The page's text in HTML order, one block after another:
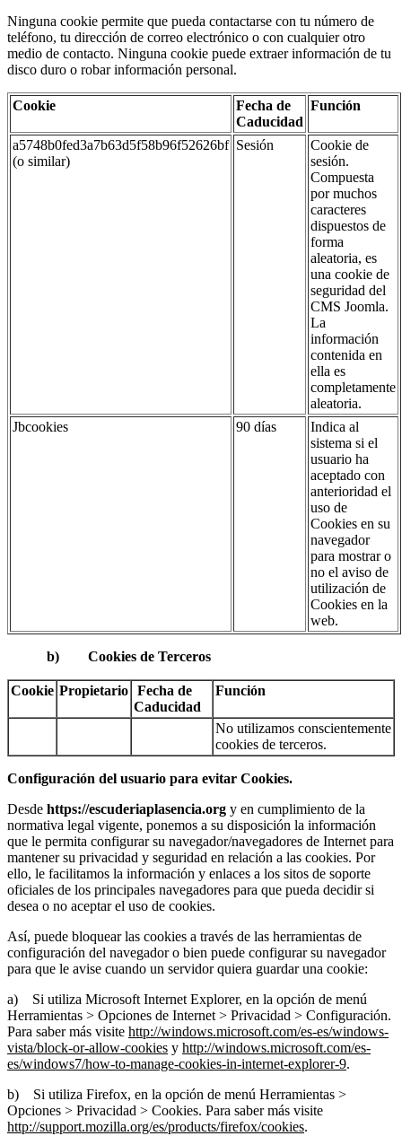
Ninguna cookie permite que pueda contactarse con tu número de
teléfono, tu dirección de correo electrónico o con cualquier otro
medio de contacto. Ninguna cookie puede extraer información de tu
disco duro o robar información personal.
Cookie
Fecha de
Caducidad
Función
a5748b0fed3a7b63d5f58b96f52626bf
(o similar)
Sesión
Cookie de
sesión.
Compuesta
por muchos
caracteres
dispuestos de
forma
aleatoria, es
una cookie de
seguridad del
CMS Joomla.
La
información
contenida en
ella es
completamente
aleatoria.
Jbcookies
90 días
Indica al
sistema si el
usuario ha
aceptado con
anterioridad el
uso de
Cookies en su
navegador
para mostrar o
no el aviso de
utilización de
Cookies en la
web.
b) Cookies de Terceros
Cookie Propietario Fecha de
Caducidad
Función
No utilizamos conscientemente
cookies de terceros.
Configuración del usuario para evitar Cookies.
Desde https://escuderiaplasencia.org y en cumplimiento de la
normativa legal vigente, ponemos a su disposición la información
que le permita configurar su navegador/navegadores de Internet para
mantener su privacidad y seguridad en relación a las cookies. Por
ello, le facilitamos la información y enlaces a los sitos de soporte
oficiales de los principales navegadores para que pueda decidir si
desea o no aceptar el uso de cookies.
Así, puede bloquear las cookies a través de las herramientas de
configuración del navegador o bien puede configurar su navegador
para que le avise cuando un servidor quiera guardar una cookie:
a) Si utiliza Microsoft Internet Explorer, en la opción de menú
Herramientas > Opciones de Internet > Privacidad > Configuración.
Para saber más visite http://windows.microsoft.com/es-es/windows-
vista/block-or-allow-cookies y http://windows.microsoft.com/es-
es/windows7/how-to-manage-cookies-in-internet-explorer-9.
b) Si utiliza Firefox, en la opción de menú Herramientas >
Opciones > Privacidad > Cookies. Para saber más visite
http://support.mozilla.org/es/products/firefox/cookies.